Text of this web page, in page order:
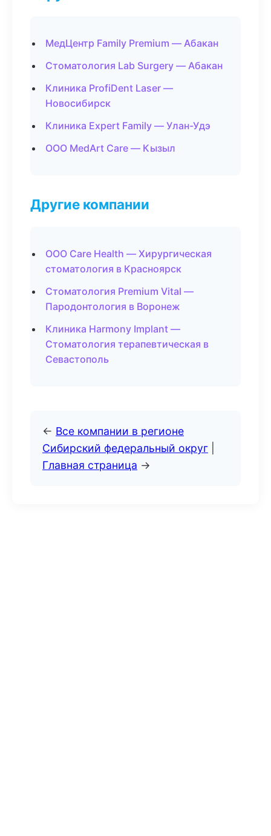
МедЦентр Family Premium — Абакан
Стоматология Lab Surgery — Абакан
Клиника ProfiDent Laser —
Новосибирск
Клиника Expert Family — Улан-Удэ
ООО MedArt Care — Кызыл
Другие компании
ООО Care Health — Хирургическая
стоматология в Красноярск
Стоматология Premium Vital —
Пародонтология в Воронеж
Клиника Harmony Implant —
Стоматология терапевтическая в
Севастополь
← Все компании в регионе
Сибирский федеральный округ
Главная страница →